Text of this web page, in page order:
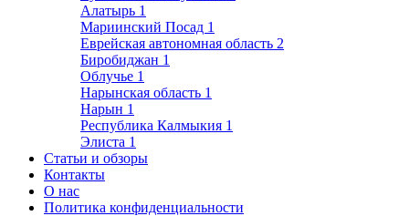
Алатырь 1
Мариинский Посад 1
Еврейская автономная область 2
Биробиджан 1
Облучье 1
Нарынская область 1
Нарын 1
Республика Калмыкия 1
Элиста 1
Статьи и обзоры
Контакты
О нас
Политика конфиденциальности